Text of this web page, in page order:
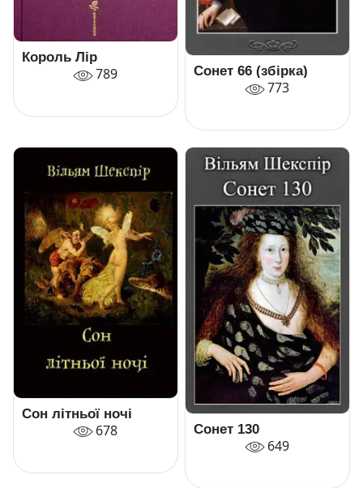
Король Лір
789 Сонет 66 (збірка)
773
Сон літньої ночі
678 Сонет 130
649